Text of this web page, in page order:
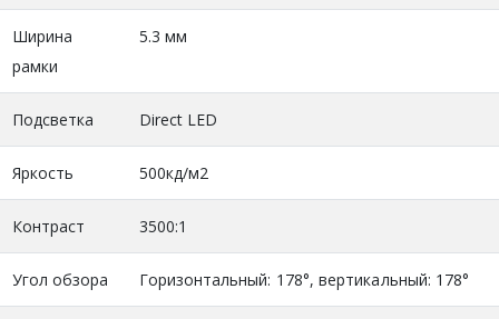
Ширина
рамки
5.3 мм
Подсветка Direct LED
Яркость 500кд/м2
Контраст 3500:1
Угол обзора Горизонтальный: 178°, вертикальный: 178°